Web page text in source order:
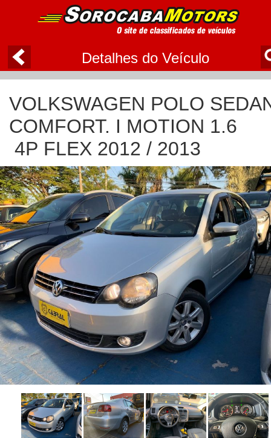
Detalhes do Veículo
VOLKSWAGEN POLO
COMFORT. I MOTION 1.6
4P FLEX 2012 / 2013